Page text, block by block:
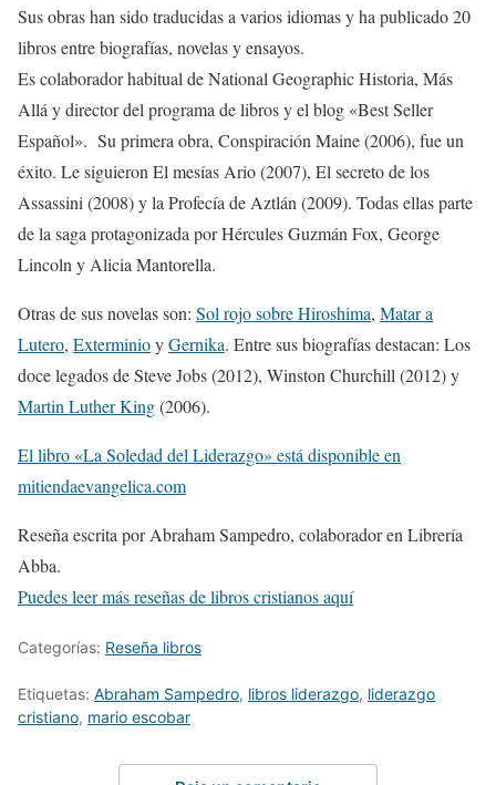
Sus obras han sido traducidas a varios idiomas y ha publicado 20
libros entre biografías, novelas y ensayos.
Es colaborador habitual de National Geographic Historia, Más
Allá y director del programa de libros y el blog «Best Seller
Español». Su primera obra, Conspiración Maine (2006), fue un
éxito. Le siguieron El mesías Ario (2007), El secreto de los
Assassini (2008) y la Profecía de Aztlán (2009). Todas ellas parte
de la saga protagonizada por Hércules Guzmán Fox, George
Lincoln y Alicia Mantorella.
Otras de sus novelas son: Sol rojo sobre Hiroshima, Matar a
Lutero, ExterminioyGernika. Entre sus biografías destacan: Los
doce legados de Steve Jobs (2012), Winston Churchill (2012) y
Martin Luther King(2006).
El libro «La Soledad del Liderazgo» está disponible en
mitiendaevangelica.com
Reseña escrita por Abraham Sampedro, colaborador en Librería
Abba.
Puedes leer más reseñas de libros cristianos aquí
Categorías: Reseña libros
Etiquetas: Abraham Sampedro, libros liderazgo, liderazgo
cristiano, mario escobar